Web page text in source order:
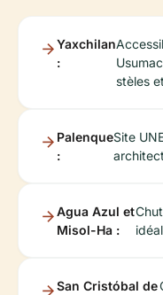
Yaxchilan
:
stèles
Palenque
:
Site
Agua Azul et
Misol-Ha :
San Cristóbal de